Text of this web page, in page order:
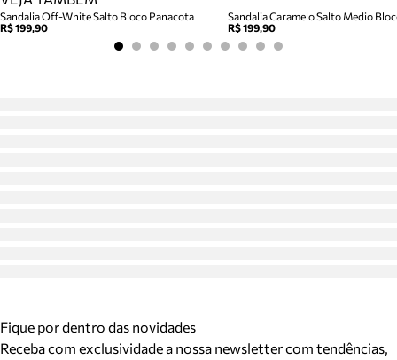
Sandalia Off-White Salto Bloco Panacota
R$ 199,90
R$ 199,90
Fique por dentro das novidades
Receba com exclusividade a nossa newsletter com tendências,